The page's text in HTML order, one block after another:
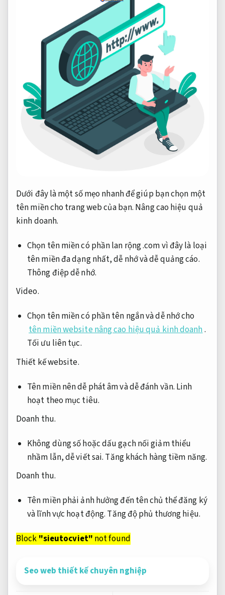
Dưới đây là một số mẹo nhanh để giúp bạn chọn một
tên miền cho trang web của bạn. Nâng cao hiệu quả
kinh doanh.
Chọn tên miền có phần lan rộng .com vì đây là loại
tên miền đa dạng nhất, dễ nhớ và dễ quảng cáo.
Thông điệp dễ nhớ.
Video.
Chọn tên miền có phần tên ngắn và dễ nhớ cho
tên miền website nâng cao hiệu quả kinh doanh.
Tối ưu liên tục.
Thiết kế website.
Tên miền nên dễ phát âm và dễ đánh vần. Linh
hoạt theo mục tiêu.
Doanh thu.
Không dùng số hoặc dấu gạch nối giảm thiểu
nhầm lẫn, dễ viết sai. Tăng khách hàng tiềm năng.
Doanh thu.
Tên miền phải ảnh hưởng đến tên chủ thể đăng ký
và lĩnh vực hoạt động. Tăng độ phủ thương hiệu.
Block "sieutocviet" not found
Seo web thiết kế chuyên nghiệp